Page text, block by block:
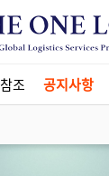
참조 공지사항